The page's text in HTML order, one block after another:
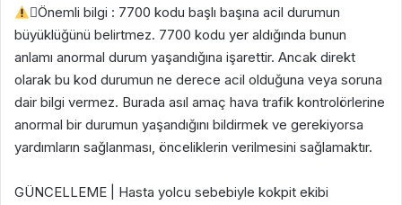
Önemli bilgi : 7700 kodu başlı başına acil durumun
büyüklüğünü belirtmez. 7700 kodu yer aldığında bunun
anlamı anormal durum yaşandığına işarettir. Ancak direkt
olarak bu kod durumun ne derece acil olduğuna veya soruna
dair bilgi vermez. Burada asıl amaç hava trafik kontrolörlerine
anormal bir durumun yaşandığını bildirmek ve gerekiyorsa
yardımların sağlanması, önceliklerin verilmesini sağlamaktır.
GÜNCELLEME | Hasta yolcu sebebiyle kokpit ekibi